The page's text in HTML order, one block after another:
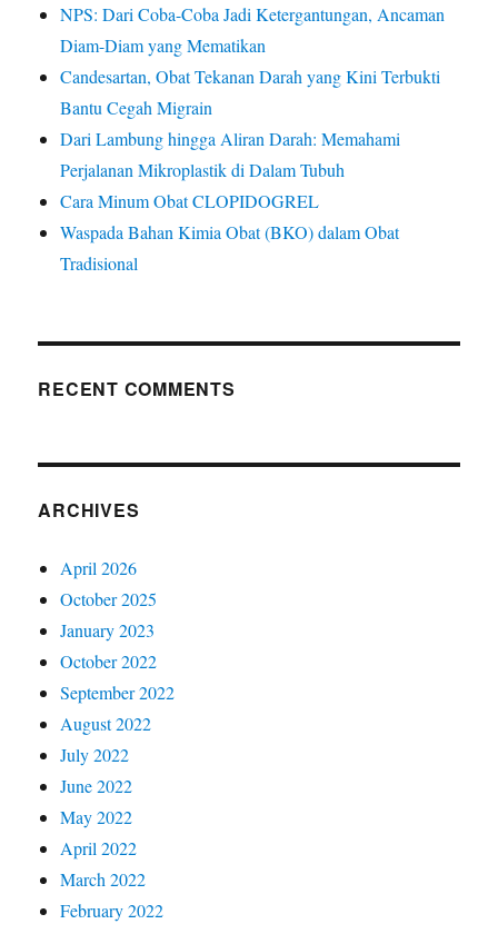
NPS: Dari Coba-Coba Jadi Ketergantungan, Ancaman
Diam-Diam yang Mematikan
Candesartan, Obat Tekanan Darah yang Kini Terbukti
Bantu Cegah Migrain
Dari Lambung hingga Aliran Darah: Memahami
Perjalanan Mikroplastik di Dalam Tubuh
Cara Minum Obat CLOPIDOGREL
Waspada Bahan Kimia Obat (BKO) dalam Obat
Tradisional
RECENT COMMENTS
ARCHIVES
April 2026
October 2025
January 2023
October 2022
September 2022
August 2022
July 2022
June 2022
May 2022
April 2022
March 2022
February 2022